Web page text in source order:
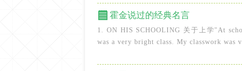
霍金说过的经典名言
1. ON HIS SCHOOLING 关于上学"At
was a very bright class. My classwork was